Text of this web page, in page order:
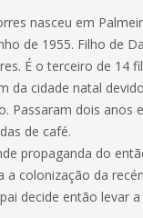
nasceu em
de 1955. Filho de
É o terceiro de 14
da cidade natal
Passaram dois anos
de café.
propaganda do
a colonização da
decide então levar